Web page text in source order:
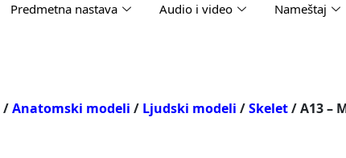
Predmetna nastava Audio i video Nameštaj
/Anatomski modeli / Ljudski modeli /Skelet/ A13 –